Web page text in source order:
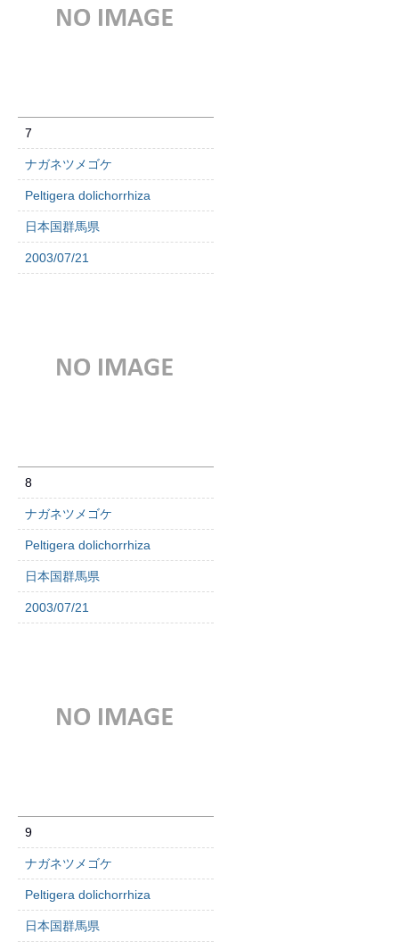
7
ナガネツメゴケ
Peltigera dolichorrhiza
日本国群馬県
2003/07/21
8
ナガネツメゴケ
Peltigera dolichorrhiza
日本国群馬県
2003/07/21
9
ナガネツメゴケ
Peltigera dolichorrhiza
日本国群馬県